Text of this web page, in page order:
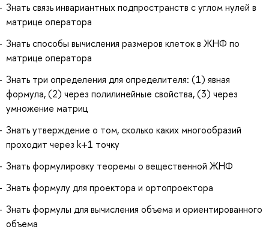
Знать связь инвариантных подпространств с углом нулей в
матрице оператора
Знать способы вычисления размеров клеток в ЖНФ по
матрице оператора
Знать три определения для определителя: (1) явная
формула, (2) через полилинейные свойства, (3) через
умножение матриц
Знать утверждение о том, сколько каких многообразий
проходит через k+1 точку
Знать формулировку теоремы о вещественной ЖНФ
Знать формулу для проектора и ортопроектора
Знать формулы для вычисления объема и ориентированного
объема